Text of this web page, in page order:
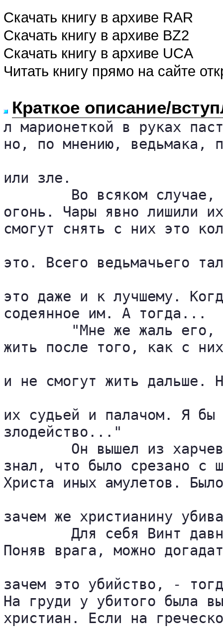
Скачать книгу в архиве RAR
Скачать книгу в архиве BZ2
Скачать книгу в архиве UCA
Читать книгу прямо на сайте
Краткое описание/
л марионеткой в руках
но, по мнению, ведьмака,
или зле.
огонь. Чары явно лишили
смогут снять с них это
это. Всего ведьмачьего
это даже и к лучшему.
содеянное им. А тогда...
жить после того, как с
и не смогут жить дальше.
их судьей и палачом. Я
злодейство..."
знал, что было срезано с
Христа иных амулетов.
зачем же христианину
Поняв врага, можно
зачем это убийство, -
На груди у убитого была
христиан. Если на